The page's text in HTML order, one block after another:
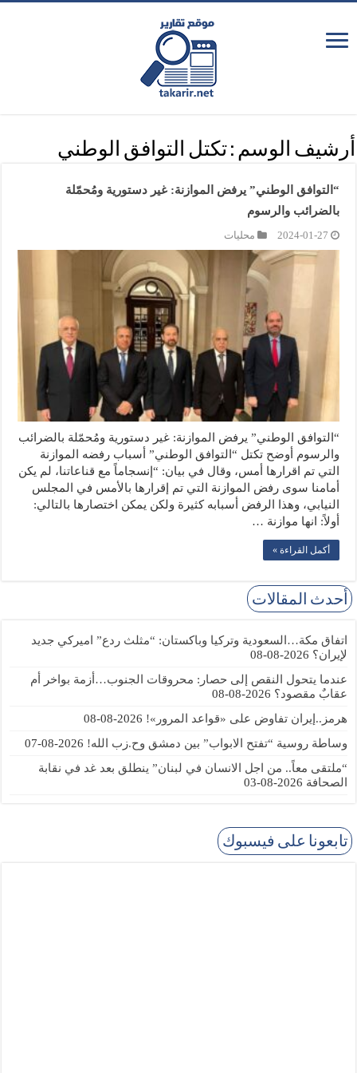
أرشيف الوسم :تكتل التوافق الوطني
“التوافق الوطني” يرفض الموازنة: غير دستورية ومُحمّلة
بالضرائب والرسوم
2024-01-27 محليات
“التوافق الوطني” يرفض الموازنة: غير دستورية ومُحمّلة بالضرائب
والرسوم أوضح تكتل “التوافق الوطني” أسباب رفضه الموازنة
التي تم اقرارها أمس، وقال في بيان: “إنسجاماً مع قناعاتنا، لم يكن
أمامنا سوى رفض الموازنة التي تم إقرارها بالأمس في المجلس
النيابي، وهذا الرفض أسبابه كثيرة ولكن يمكن اختصارها بالتالي:
أولاً: انها موازنة …
أكمل القراءة »
أحدث المقالات
اتفاق مكة…السعودية وتركيا وباكستان: “مثلث ردع” اميركي جديد
لإيران؟ 2026-08-08
عندما يتحول النقص إلى حصار: محروقات الجنوب…أزمة بواخر أم
عقابٌ مقصود؟ 2026-08-08
هرمز..إيران تفاوض على «قواعد المرور»! 2026-08-08
وساطة روسية “تفتح الابواب” بين دمشق وح.زب الله! 2026-08-07
“ملتقى معاً.. من اجل الانسان في لبنان” ينطلق بعد غد في نقابة
الصحافة 2026-08-03
تابعونا على فيسبوك